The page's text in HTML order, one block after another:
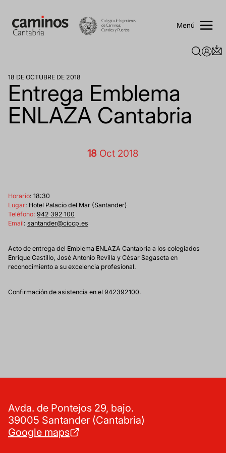
contenido
Menú
18 DE OCTUBRE DE 2018
Entrega Emblema
ENLAZA Cantabria
18 Oct 2018
Horario: 18:30
Lugar: Hotel Palacio del Mar (Santander)
Teléfono: 942 392 100
Email: santander@ciccp.es
Acto de entrega del Emblema ENLAZA Cantabria a los colegiados
Enrique Castillo, José Antonio Revilla y César Sagaseta en
reconocimiento a su excelencia profesional.
Confirmación de asistencia en el 942392100.
Avda. de Pontejos 29, bajo.
39005 Santander (Cantabria)
Google maps